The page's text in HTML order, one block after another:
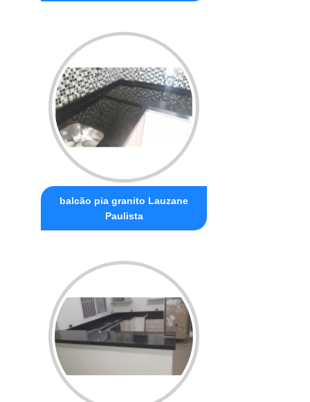
balcão pia granito Lauzane
Paulista